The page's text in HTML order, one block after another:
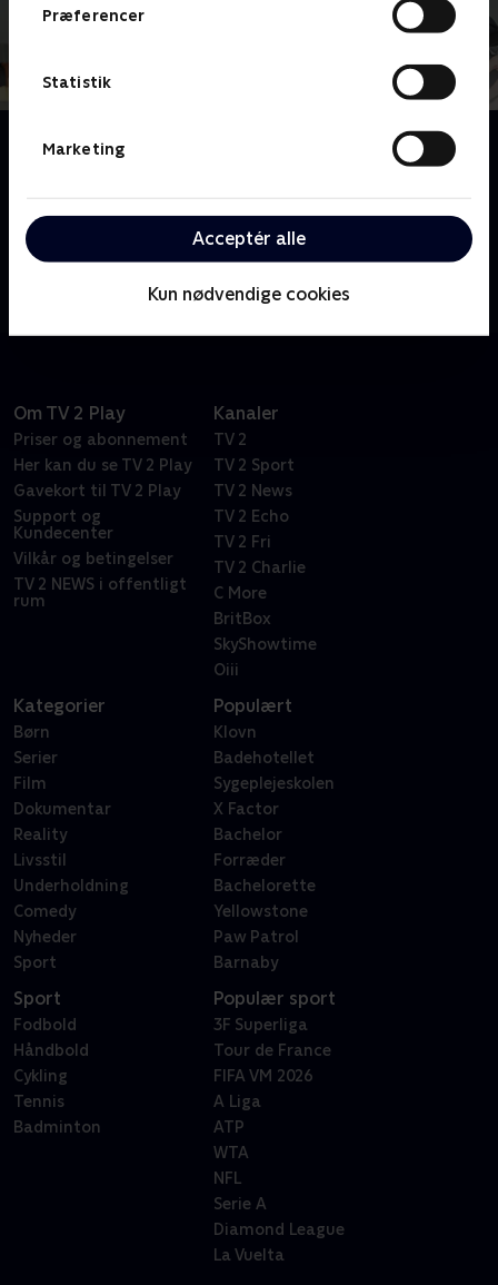
Præferencer
Statistik
Marketing
Acceptér alle
Kun nødvendige cookies
Om Frasier
Martin, og den excentriske Daphne. Serien byder på
brillante karakterer, sofistikerede og morsomme
Om TV 2 Play
Priser og abonnement
Her kan du se TV 2 Play
Gavekort til TV 2 Play
Support og
Kundecenter
Vilkår og betingelser
TV 2 NEWS i offentligt
rum
Kanaler
TV 2
TV 2 Sport
TV 2 News
TV 2 Echo
TV 2 Fri
TV 2 Charlie
C More
BritBox
SkyShowtime
Oiii
Kategorier
Børn
Serier
Film
Dokumentar
Reality
Livsstil
Underholdning
Comedy
Nyheder
Sport
Populært
Klovn
Badehotellet
Sygeplejeskolen
X Factor
Bachelor
Forræder
Bachelorette
Yellowstone
Paw Patrol
Barnaby
Sport
Fodbold
Håndbold
Cykling
Tennis
Badminton
Populær sport
3F Superliga
Tour de France
FIFA VM 2026
A Liga
ATP
WTA
NFL
Serie A
Diamond League
La Vuelta